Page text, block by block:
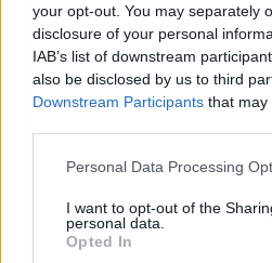
your opt-out. You may separately
disclosure of your personal
IAB’s list of downstream
also be disclosed by us to third
Downstream Participants that may
Please note that this website/app
not limited to your visit or usage
grant or deny consent to Google
use your data for below specified
Personal Data Processing
I want to opt-out of the
personal data.
Opted In